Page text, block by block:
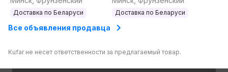
Доставка по Беларуси
Кристалл парфюм)
Доставка по Беларуси
Все объявления продавца
Kufar не несет ответственности за предлагаемый товар.